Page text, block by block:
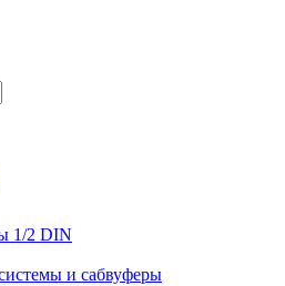
1/2 DIN
и сабвуферы